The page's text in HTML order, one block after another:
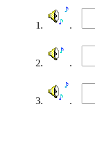
1. .
2. .
3. .